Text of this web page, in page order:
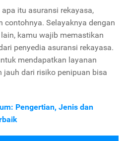
itu asuransi rekayasa,
contohnya. Selayaknya dengan
kamu wajib memastikan
penyedia asuransi rekayasa.
mendapatkan layanan
jauh dari risiko penipuan bisa
Pengertian, Jenis dan